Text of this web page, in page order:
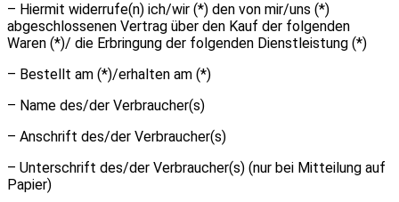
– Hiermit widerrufe(n) ich/wir (*) den von mir/uns (*)
abgeschlossenen Vertrag über den Kauf der folgenden
Waren (*)/ die Erbringung der folgenden Dienstleistung (*)
– Bestellt am (*)/erhalten am (*)
– Name des/der Verbraucher(s)
– Anschrift des/der Verbraucher(s)
– Unterschrift des/der Verbraucher(s) (nur bei Mitteilung auf
Papier)